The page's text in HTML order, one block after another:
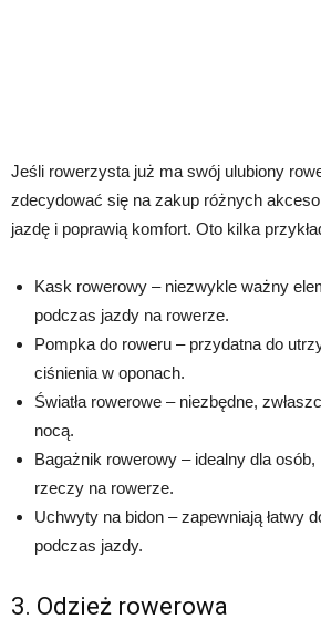
Jeśli rowerzysta już ma swój ulubiony
zdecydować się na zakup różnych
jazdę i poprawią komfort. Oto kilka
Kask rowerowy – niezwykle ważny
podczas jazdy na rowerze.
Pompka do roweru – przydatna do
ciśnienia w oponach.
Światła rowerowe – niezbędne,
nocą.
Bagażnik rowerowy – idealny dla
rzeczy na rowerze.
Uchwyty na bidon – zapewniają łatwy
podczas jazdy.
3. Odzież rowerowa